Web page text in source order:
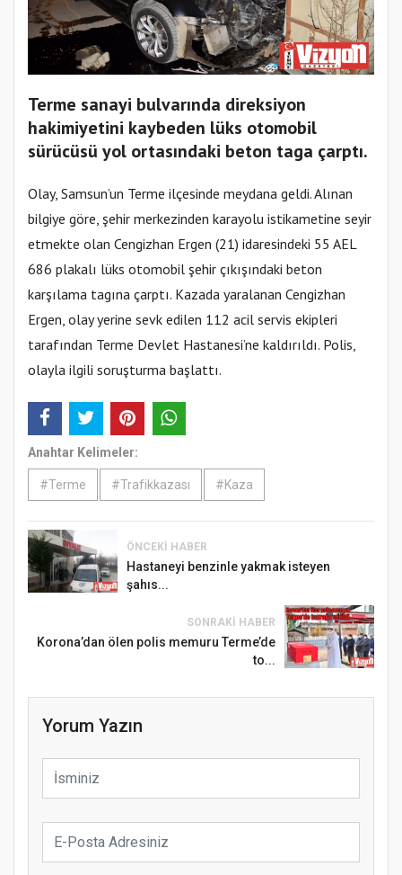
Terme sanayi bulvarında direksiyon
hakimiyetini kaybeden lüks otomobil
sürücüsü yol ortasındaki beton taga çarptı.
Olay, Samsun’un Terme ilçesinde meydana geldi. Alınan
bilgiye göre, şehir merkezinden karayolu istikametine seyir
etmekte olan Cengizhan Ergen (21) idaresindeki 55 AEL
686 plakalı lüks otomobil şehir çıkışındaki beton
karşılama tagına çarptı. Kazada yaralanan Cengizhan
Ergen, olay yerine sevk edilen 112 acil servis ekipleri
tarafından Terme Devlet Hastanesi’ne kaldırıldı. Polis,
olayla ilgili soruşturma başlattı.
Anahtar Kelimeler:
#Terme #Trafikkazası #Kaza
ÖNCEKI HABER
Hastaneyi benzinle yakmak isteyen
şahıs...
SONRAKI HABER
Korona’dan ölen polis memuru Terme’de
to...
Yorum Yazın